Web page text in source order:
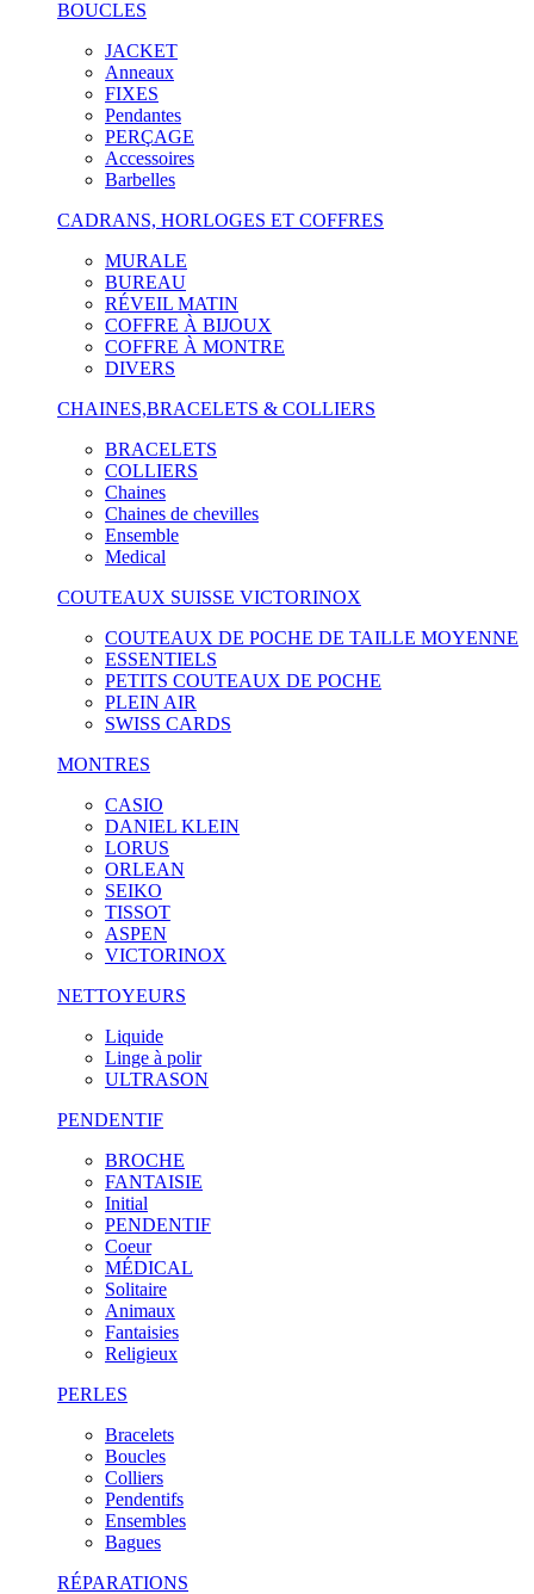
BOUCLES
JACKET
Anneaux
FIXES
Pendantes
PERÇAGE
Accessoires
Barbelles
CADRANS, HORLOGES ET COFFRES
MURALE
BUREAU
RÉVEIL MATIN
COFFRE À BIJOUX
COFFRE À MONTRE
DIVERS
CHAINES,BRACELETS & COLLIERS
BRACELETS
COLLIERS
Chaines
Chaines de chevilles
Ensemble
Medical
COUTEAUX SUISSE VICTORINOX
COUTEAUX DE POCHE DE TAILLE MOYENNE
ESSENTIELS
PETITS COUTEAUX DE POCHE
PLEIN AIR
SWISS CARDS
MONTRES
CASIO
DANIEL KLEIN
LORUS
ORLEAN
SEIKO
TISSOT
ASPEN
VICTORINOX
NETTOYEURS
Liquide
Linge à polir
ULTRASON
PENDENTIF
BROCHE
FANTAISIE
Initial
PENDENTIF
Coeur
MÉDICAL
Solitaire
Animaux
Fantaisies
Religieux
PERLES
Bracelets
Boucles
Colliers
Pendentifs
Ensembles
Bagues
RÉPARATIONS